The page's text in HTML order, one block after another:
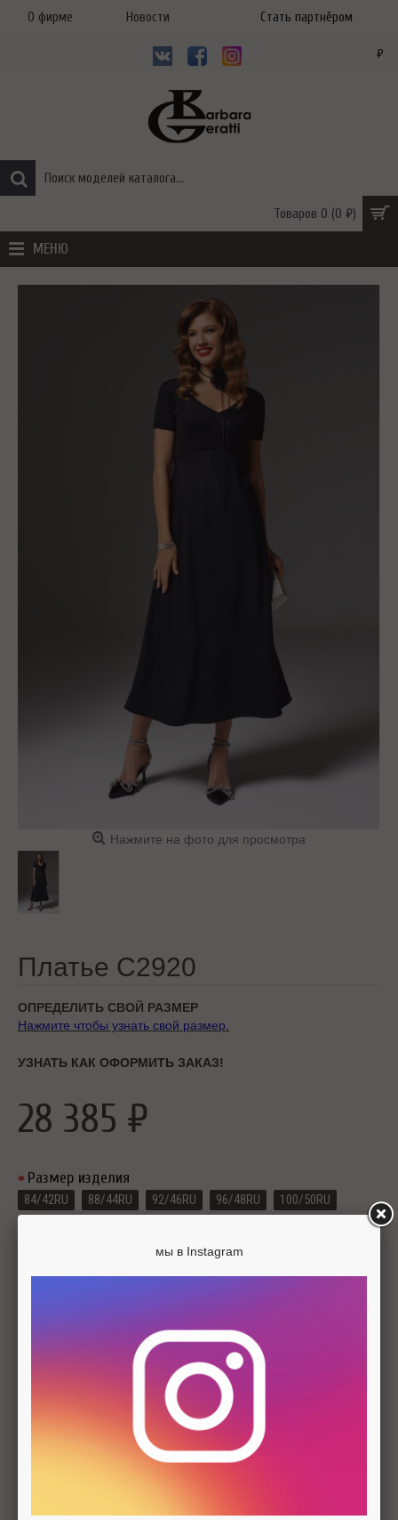
О фирме Новости Стать партнёром
₽
Товаров 0 (0 ₽)
МЕНЮ
Нажмите на фото для просмотра
Платье C2920
ОПРЕДЕЛИТЬ СВОЙ РАЗМЕР
Нажмите чтобы узнать свой размер.
УЗНАТЬ КАК ОФОРМИТЬ ЗАКАЗ!
28 385 ₽
Размер изделия
84/42RU 88/44RU 92/46RU 96/48RU
100/50RU
-
ДОБАВИТЬ В КОРЗИНУ
мы в Instagram